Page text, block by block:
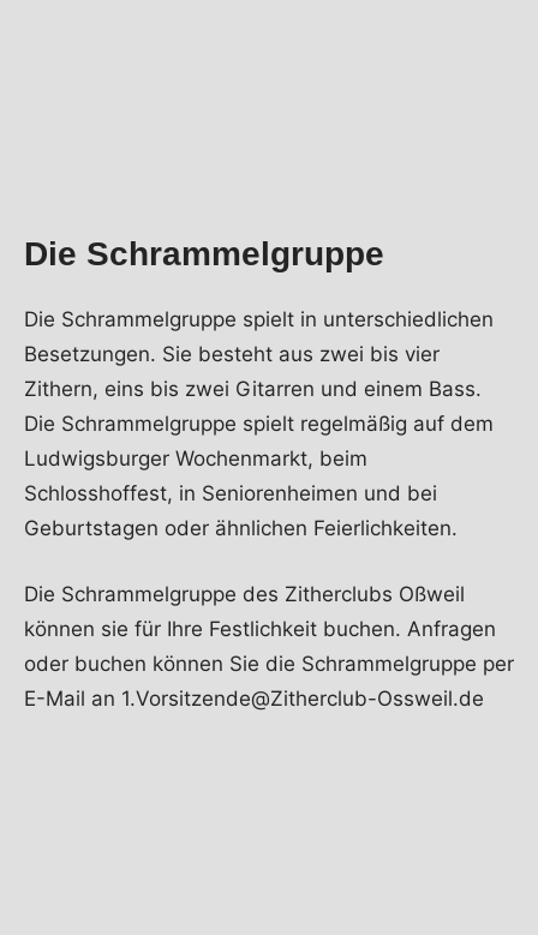
Die Schrammelgruppe
Die Schrammelgruppe spielt in unterschiedlichen
Besetzungen. Sie besteht aus zwei bis vier
Zithern, eins bis zwei Gitarren und einem Bass.
Die Schrammelgruppe spielt regelmäßig auf dem
Ludwigsburger Wochenmarkt, beim
Schlosshoffest, in Seniorenheimen und bei
Geburtstagen oder ähnlichen Feierlichkeiten.
Die Schrammelgruppe des Zitherclubs Oßweil
können sie für Ihre Festlichkeit buchen. Anfragen
oder buchen können Sie die Schrammelgruppe per
E-Mail an 1.Vorsitzende@Zitherclub-Ossweil.de